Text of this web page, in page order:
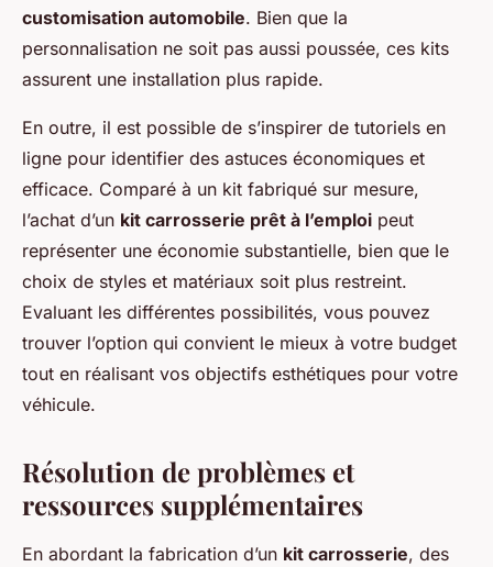
customisation automobile. Bien que la
personnalisation ne soit pas aussi poussée, ces kits
assurent une installation plus rapide.
En outre, il est possible de s’inspirer de tutoriels en
ligne pour identifier des astuces économiques et
efficace. Comparé à un kit fabriqué sur mesure,
l’achat d’un kit carrosserie prêt à l’emploi peut
représenter une économie substantielle, bien que le
choix de styles et matériaux soit plus restreint.
Evaluant les différentes possibilités, vous pouvez
trouver l’option qui convient le mieux à votre budget
tout en réalisant vos objectifs esthétiques pour votre
véhicule.
Résolution de problèmes et
ressources supplémentaires
En abordant la fabrication d’un kit carrosserie, des